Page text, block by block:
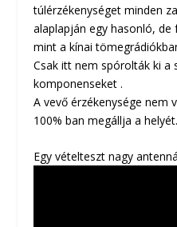
túlérzékenységet minden
alaplapján egy hasonló,
mint a kínai
Csak itt nem spórolták ki a
komponenseket .
A vevő érzékenysége nem
100% ban megállja a helyét.
Egy vételteszt nagy